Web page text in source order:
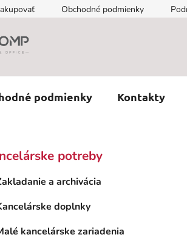
Obchodné podmienky
podmienky Kontakty
potreby
a archivácia
doplnky
kancelárske zariadenia